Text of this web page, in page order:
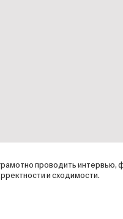
проводить интервью,
и сходимости.